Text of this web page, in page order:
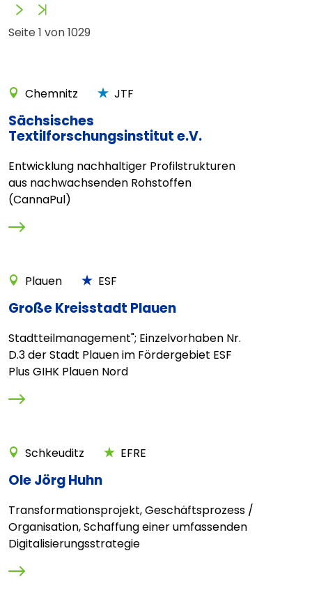
Seite 1 von 1029
Vorwärts
Chemnitz JTF
Sächsisches
Textilforschungsinstitut e.V.
Entwicklung nachhaltiger Profilstrukturen
aus nachwachsenden Rohstoffen
(CannaPul)
Plauen ESF
Große Kreisstadt Plauen
Stadtteilmanagement"; Einzelvorhaben Nr.
D.3 der Stadt Plauen im Fördergebiet ESF
Plus GIHK Plauen Nord
Schkeuditz EFRE
Ole Jörg Huhn
Transformationsprojekt, Geschäftsprozess /
Organisation, Schaffung einer umfassenden
Digitalisierungsstrategie